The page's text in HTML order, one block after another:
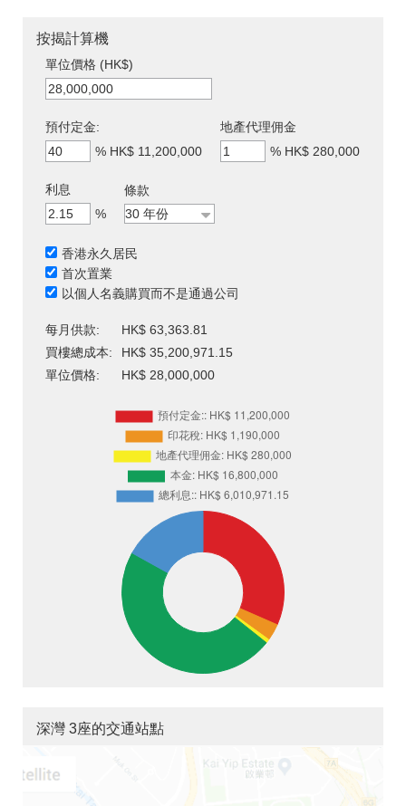
按揭計算機
單位價格 (HK$)
預付定金:
% HK$ 11,200,000
地產代理佣金
% HK$ 280,000
利息
%
條款
香港永久居民
首次置業
以個人名義購買而不是通過公司
每月供款:
HK$ 63,363.81
買樓總成本:
HK$ 35,200,971.15
單位價格:
HK$ 28,000,000
深灣 3座的交通站點